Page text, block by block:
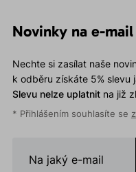
Novinky na e-mail
Nechte si zasílat naše
k odběru získáte 5% slevu
Slevu nelze uplatnitna již
* Přihlášením souhlasíte se